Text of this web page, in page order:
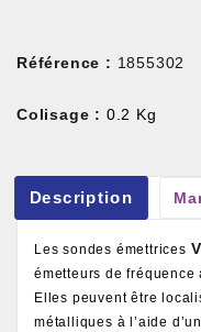
Référence : 1855302
Colisage : 0.2 Kg
Description
Les sondes émettrices
émetteurs de
Elles peuvent être
métalliques à l’aide